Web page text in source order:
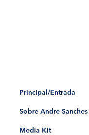
Principal/Entrada
Sobre Andre Sanches
Media Kit